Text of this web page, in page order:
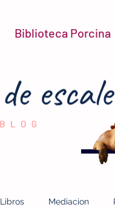
Biblioteca Porcina
Libros Mediacion